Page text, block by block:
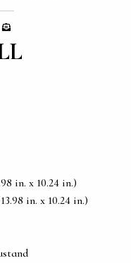
in. x 10.24 in.)
in. x 10.24 in.)